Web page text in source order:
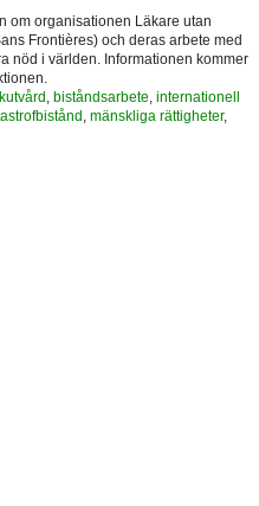
om organisationen Läkare utan
Frontières) och deras arbete med
nöd i världen. Informationen kommer
, biståndsarbete, internationell
, mänskliga rättigheter,